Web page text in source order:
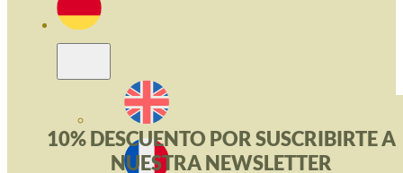
10% DESCUENTO POR SUSCRIBIRTE A
NUESTRA NEWSLETTER